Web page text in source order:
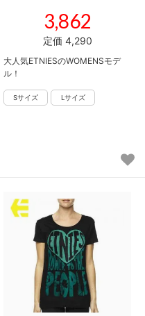
3,862
定価 4,290
大人気ETNIESのWOMENSモデ
ル！